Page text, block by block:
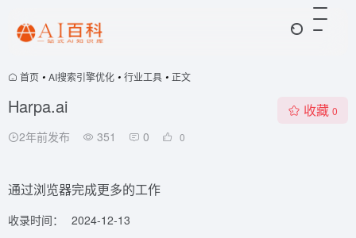
首页 • AI搜索引擎优化 • 行业工具 • 正文
Harpa.ai
2年前发布 351 0 0
收藏 0
通过浏览器完成更多的工作
收录时间：
2024-12-13